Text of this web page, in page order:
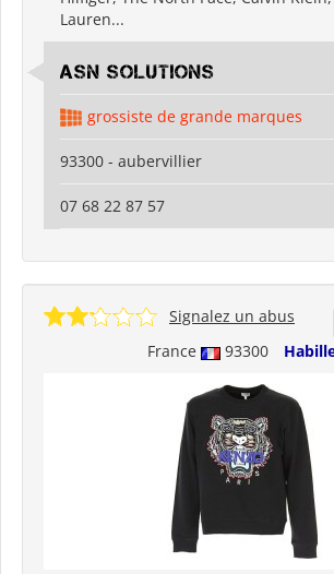
Lauren...
asn solutions
grossiste de grande marques
93300 - aubervillier
07 68 22 87 57
France 93300
Signalez un abus